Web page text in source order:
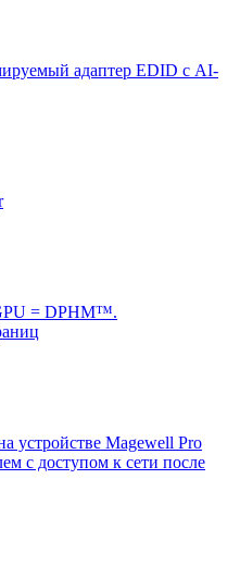
адаптер EDID с AI-
= DPHM™.
устройстве Magewell Pro
с доступом к сети после